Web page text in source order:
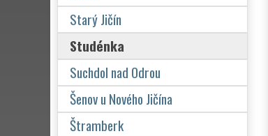
Starý Jičín
Studénka
Suchdol nad Odrou
Šenov u Nového Jičína
Štramberk